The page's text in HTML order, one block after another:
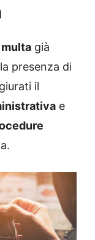
multa già
presenza di
il
e